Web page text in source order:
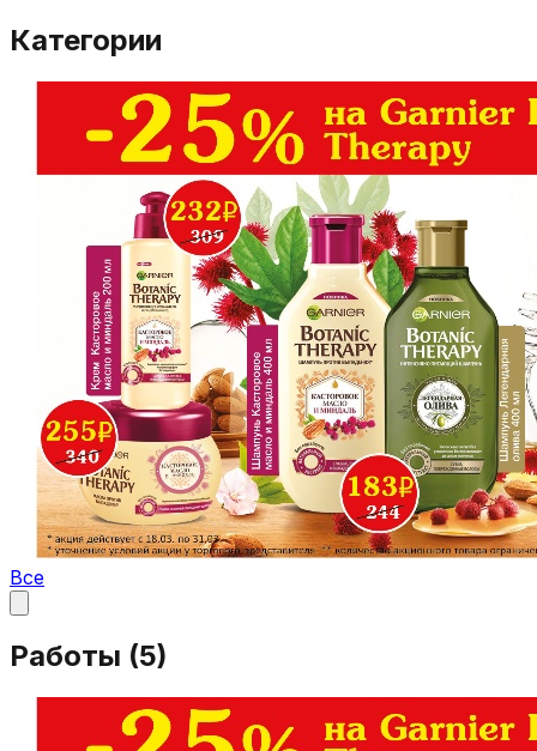
магазин, соцсети) Есть опыт разработки дизайна
упаковки с концепции до выхода товаров на рынок
Категории
Все
Работы (5)